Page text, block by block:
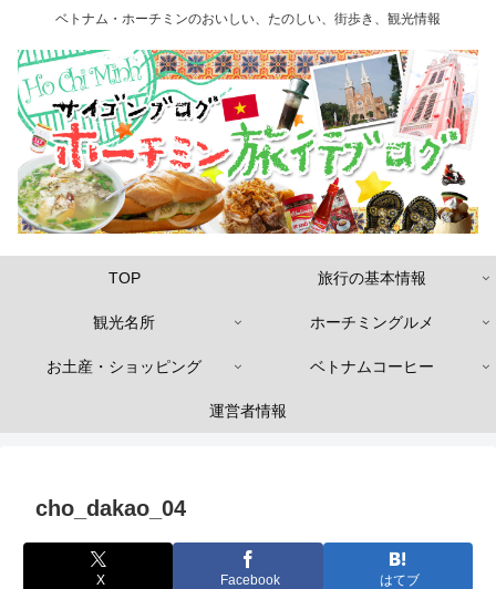
ベトナム・ホーチミンのおいしい、たのしい、街歩き、観光情報
TOP 旅行の基本情報
観光名所 ホーチミングルメ
お土産・ショッピング ベトナムコーヒー
運営者情報
cho_dakao_04
X Facebook はてブ